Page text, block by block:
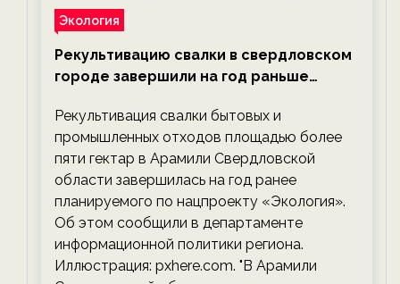
Экология
Рекультивацию свалки в свердловском
городе завершили на год раньше
экологии на ECOportal
Рекультивация свалки бытовых и
промышленных отходов площадью более
пяти гектар в Арамили Свердловской
области завершилась на год ранее
планируемого по нацпроекту «Экология».
Об этом сообщили в департаменте
информационной политики региона.
Иллюстрация: pxhere.com. "В Арамили